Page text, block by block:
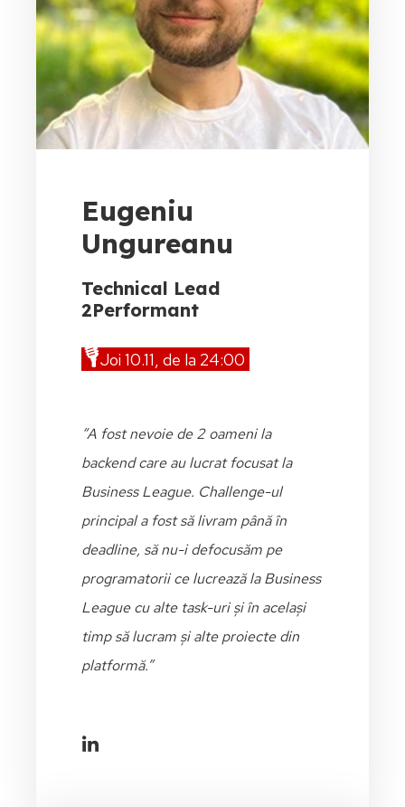
Eugeniu
Ungureanu
Technical Lead
2Performant
🎙️Joi 10.11, de la 24:00
“A fost nevoie de 2 oameni la
backend care au lucrat focusat la
Business League. Challenge-ul
principal a fost să livram până în
deadline, sănu-i defocusăm pe
programatorii ce lucrează la Business
League cu alte task-uri și în același
timp să lucram și alte proiecte din
platformă.”